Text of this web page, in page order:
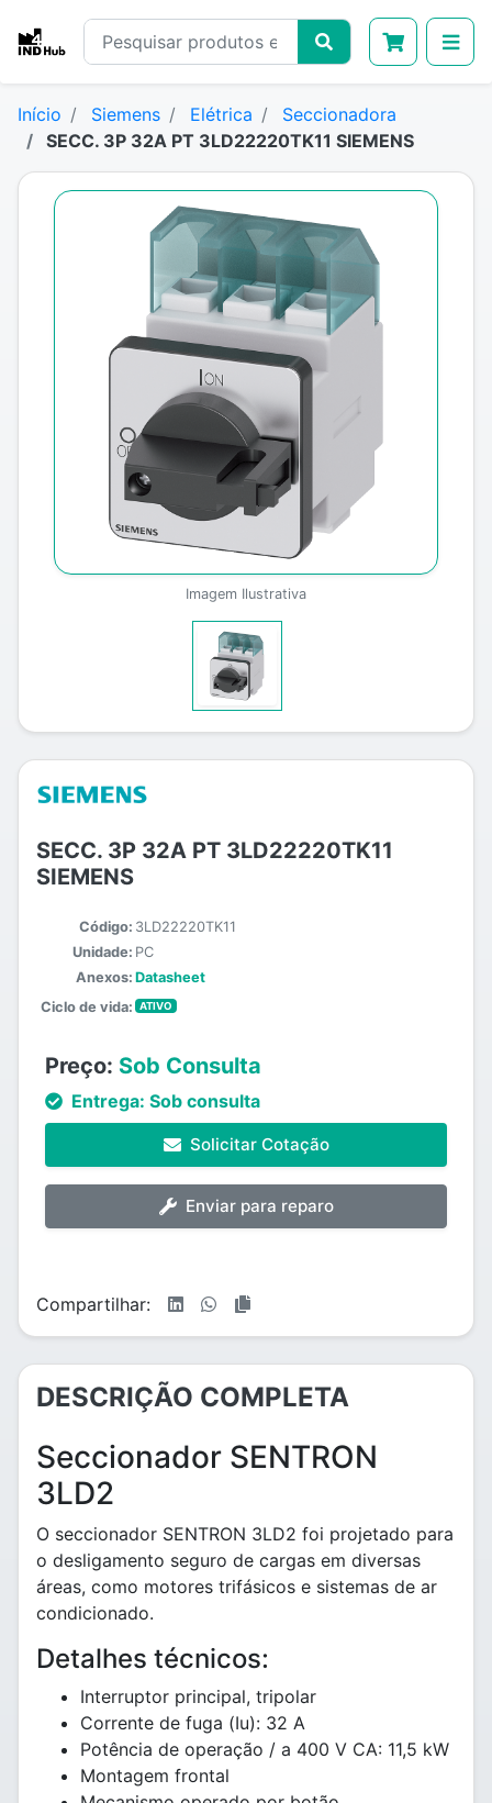
Início Siemens Elétrica
Seccionadora
SECC. 3P 32A PT 3LD22220TK11 SIEMENS
Imagem Ilustrativa
SECC. 3P 32A PT 3LD22220TK11
SIEMENS
Código: 3LD22220TK11
Unidade: PC
Anexos: Datasheet
Ciclo de vida:
ATIVO
Preço: Sob Consulta
Entrega: Sob consulta
Solicitar Cotação
Enviar para reparo
Compartilhar:
DESCRIÇÃO COMPLETA
Seccionador SENTRON
3LD2
O seccionador SENTRON 3LD2 foi projetado para
o desligamento seguro de cargas em diversas
áreas, como motores trifásicos e sistemas de ar
condicionado.
Detalhes técnicos:
Interruptor principal, tripolar
Corrente de fuga (Iu): 32 A
Potência de operação / a 400 V CA: 11,5 kW
Montagem frontal